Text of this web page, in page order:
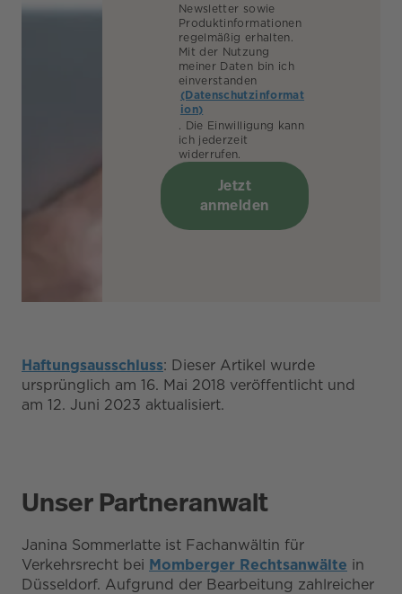
Newsletter sowie
Produktinformationen
regelmäßig erhalten.
Mit der Nutzung
meiner Daten bin ich
einverstanden
(Datenschutzinformat
ion)
. Die Einwilligung kann
ich jederzeit
widerrufen.
Jetzt
anmelden
Haftungsausschluss: Dieser Artikel wurde
ursprünglich am 16. Mai 2018 veröffentlicht und
am 12. Juni 2023 aktualisiert.
Unser Partneranwalt
Janina Sommerlatte ist Fachanwältin für
Verkehrsrecht bei Momberger Rechtsanwälte in
Düsseldorf. Aufgrund der Bearbeitung zahlreicher